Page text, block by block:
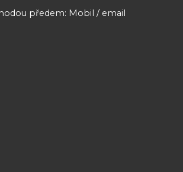
předem: Mobil / email